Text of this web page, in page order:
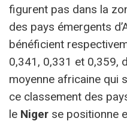
figurent pas dans la
des pays émergents
bénéficient
0,341, 0,331 et 0,359,
moyenne africaine qui
ce classement des
le Niger se positionne